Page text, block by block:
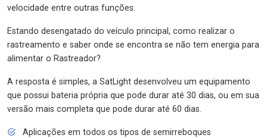
velocidade entre outras funções.
Estando desengatado do veículo principal, como realizar o
rastreamento e saber onde se encontra se não tem energia para
alimentar o Rastreador?
A resposta é simples, a SatLight desenvolveu um equipamento
que possui bateria própria que pode durar até 30 dias, ou em sua
versão mais completa que pode durar até 60 dias.
Aplicações em todos os tipos de semirreboques